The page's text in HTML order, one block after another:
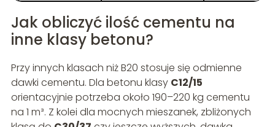
Jak obliczyć ilość cementu na
inne klasy betonu?
Przy innych klasach niż B20 stosuje się odmienne
dawki cementu. Dla betonu klasy C12/15
orientacyjnie potrzeba około 190–220 kg cementu
na 1 m³. Z kolei dla mocnych mieszanek, zbliżonych